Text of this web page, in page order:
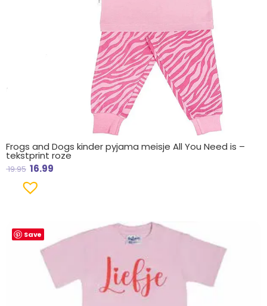
Frogs and Dogs kinder pyjama meisje All You Need is –
tekstprint roze
19.95 16.99
Save